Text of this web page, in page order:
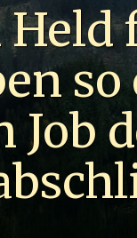
Job